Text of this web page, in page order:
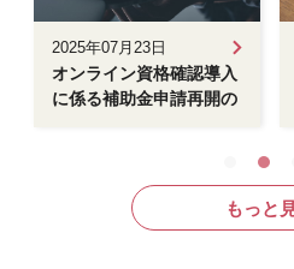
2025年07月23日
オンライン資格確認導入
に係る補助金申請再開の
もっと